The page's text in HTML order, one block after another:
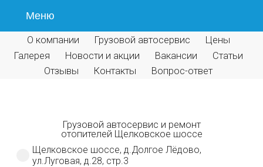
Меню
О компании Грузовой автосервис
Цены
Галерея
Новости и акции Вакансии
Статьи
Отзывы
Контакты Вопрос-ответ
Грузовой автосервис и ремонт
отопителей Щелковское шоссе
Щелковское шоссе, д.Долгое Лёдово,
ул.Луговая, д.28, стр.3